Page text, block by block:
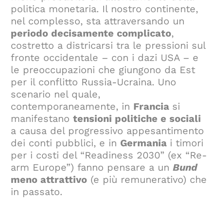
politica monetaria. Il nostro continente,
nel complesso, sta attraversando un
periodo decisamente complicato,
costretto a districarsi tra le pressioni sul
fronte occidentale – con i dazi USA – e
le preoccupazioni che giungono da Est
per il conflitto Russia-Ucraina. Uno
scenario nel quale,
contemporaneamente, in Francia si
manifestanotensioni politiche e sociali
a causa del progressivo appesantimento
dei conti pubblici, e in Germania i timori
per i costi del “Readiness 2030” (ex “Re-
arm Europe”) fanno pensare a unBund
meno attrattivo (e più remunerativo) che
in passato.